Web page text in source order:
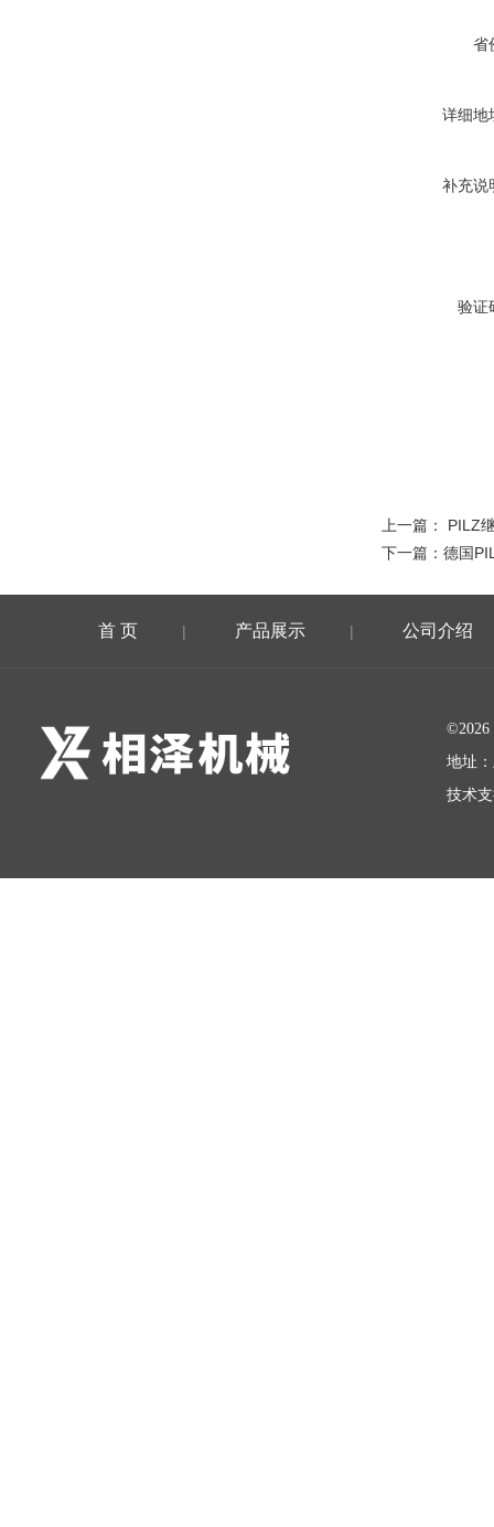
省
详细地
补充说
验证
上一篇： PILZ
下一篇： 德国
首 页 | 产品展示 | 公司介绍
地址
技术